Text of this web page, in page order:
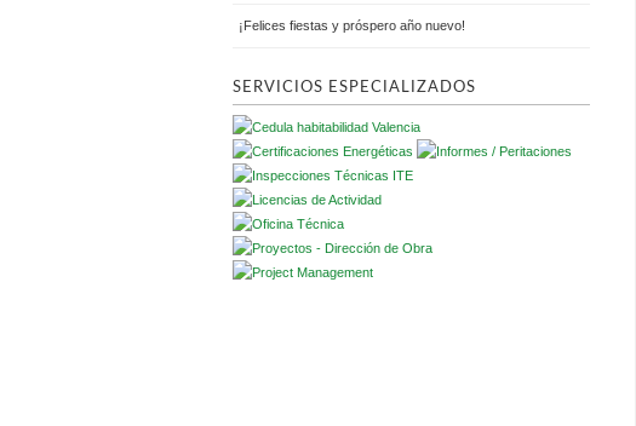
¡Felices fiestas y próspero año nuevo!
SERVICIOS ESPECIALIZADOS